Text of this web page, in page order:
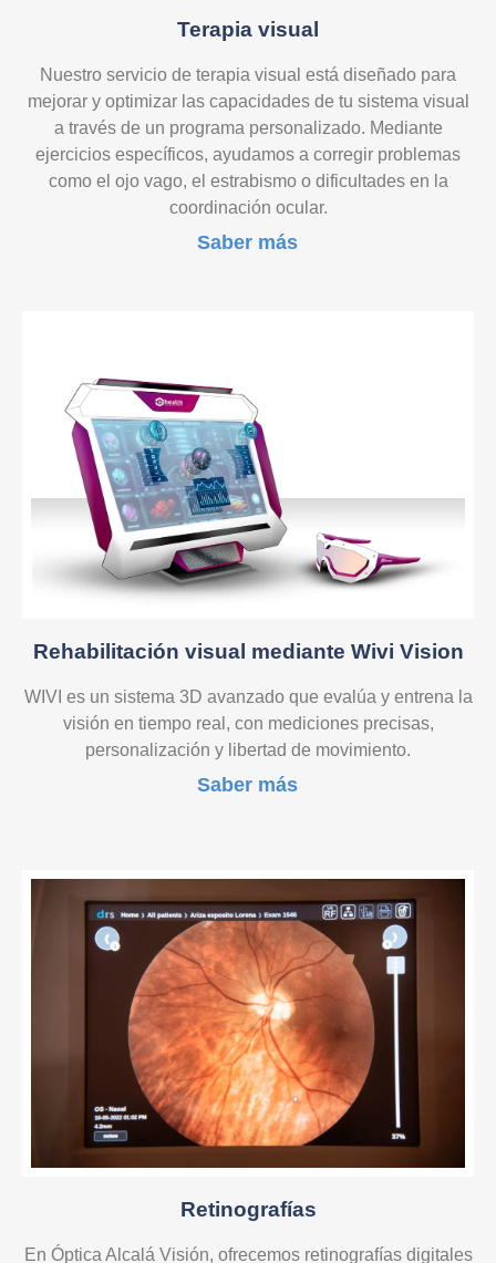
Terapia visual
Nuestro servicio de terapia visual está diseñado para
mejorar y optimizar las capacidades de tu sistema visual
a través de un programa personalizado. Mediante
ejercicios específicos, ayudamos a corregir problemas
como el ojo vago, el estrabismo o dificultades en la
coordinación ocular.
Saber más
Rehabilitación visual mediante Wivi Vision
WIVI es un sistema 3D avanzado que evalúa y entrena la
visión en tiempo real, con mediciones precisas,
personalización y libertad de movimiento.
Saber más
Retinografías
En Óptica Alcalá Visión, ofrecemos retinografías digitales